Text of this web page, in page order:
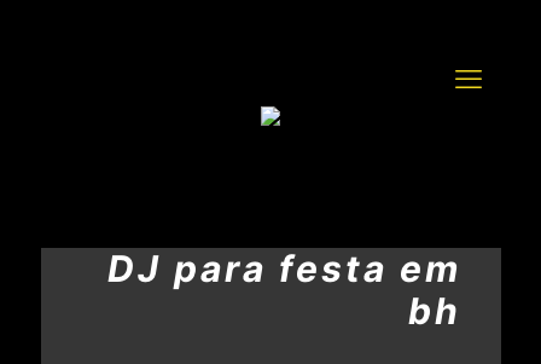
DJ para festa em
bh